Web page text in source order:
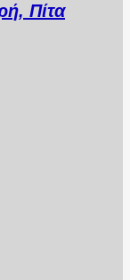
Πίτα